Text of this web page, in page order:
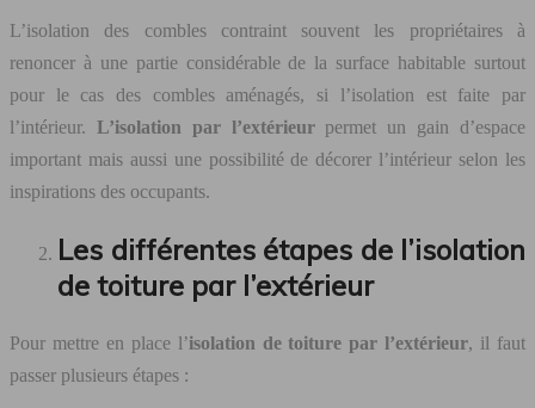
L’isolation des combles contraint souvent les propriétaires à
renoncer à une partie considérable de la surface habitable surtout
pour le cas des combles aménagés, si l’isolation est faite par
l’intérieur. L’isolation par l’extérieur permet un gain d’espace
important mais aussi une possibilité de décorer l’intérieur selon les
inspirations des occupants.
Les différentes étapes de l’isolation
de toiture par l’extérieur
Pour mettre en place l’isolation de toiture par l’extérieur, il faut
passer plusieurs étapes :